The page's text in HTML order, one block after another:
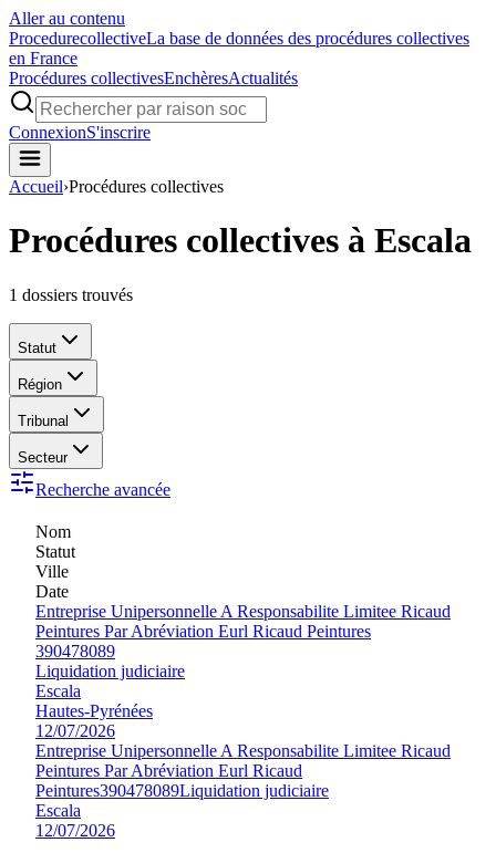
Aller au contenu
ProcedurecollectiveLa base de données des procédures collectives
en France
Procédures collectivesEnchèresActualités
ConnexionS'inscrire
Accueil›Procédures collectives
Procédures collectives à Escala
1 dossiers trouvés
Statut
Région
Tribunal
Secteur
Recherche avancée
Nom
Statut
Ville
Date
Entreprise Unipersonnelle A Responsabilite Limitee Ricaud
Peintures Par Abréviation Eurl Ricaud Peintures
390478089
Liquidation judiciaire
Escala
Hautes-Pyrénées
12/07/2026
Entreprise Unipersonnelle A Responsabilite Limitee Ricaud
Peintures Par Abréviation Eurl Ricaud
Peintures390478089Liquidation judiciaire
Escala
12/07/2026